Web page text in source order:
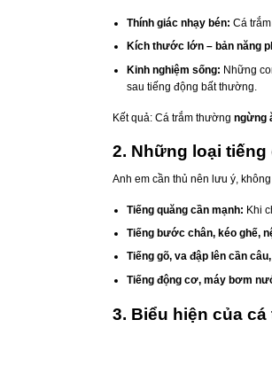
Thính giác nhạy bén: Cá
Kích thước lớn – bản năng
Kinh nghiệm sống: Những
sau tiếng động bất thường.
Kết quả: Cá trắm thường ngừng
2. Những loại
Anh em cần thủ nên lưu ý,
Tiếng quăng cần mạnh: Khi
Tiếng bước chân, kéo ghế,
Tiếng gõ, va đập lên cần
Tiếng động cơ, máy bơm
3. Biểu hiện của